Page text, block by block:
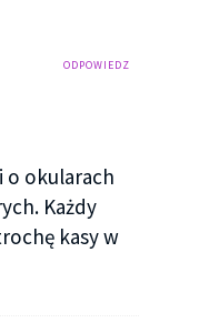
ODPOWIEDZ
o okularach
Każdy
kasy w